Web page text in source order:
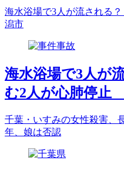
海水浴場で3人が流される
潟市
海水浴場で3人が
む2人が心肺停止
千葉・いすみの女性殺害
年、娘は否認